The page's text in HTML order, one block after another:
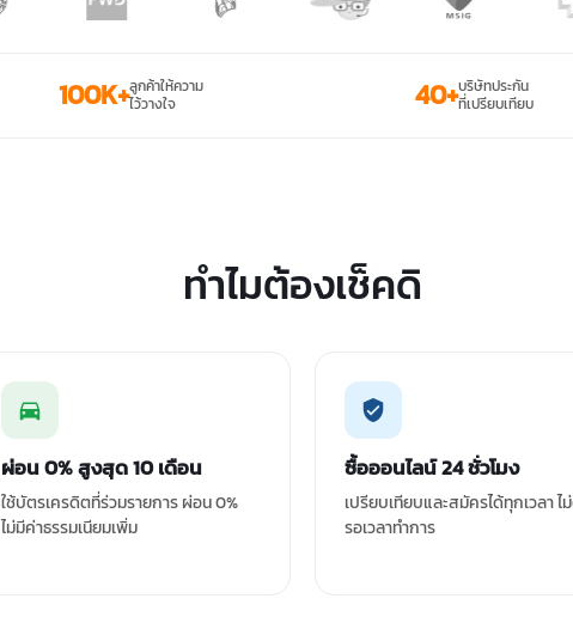
100K+ลูกค้าให้ความ
ไว้วางใจ
40+บริษัทประกัน
ที่เปรียบเทียบ
ทำไมต้องเช็คดิ
ผ่อน 0% สูงสุด 10 เดือน
ใช้บัตรเครดิตที่ร่วมรายการ ผ่อน 0%
ไม่มีค่าธรรมเนียมเพิ่ม
ซื้อออนไลน์ 24 ชั่วโมง
เปรียบเทียบและสมัครได้ทุกเวลา ไ
รอเวลาทำการ